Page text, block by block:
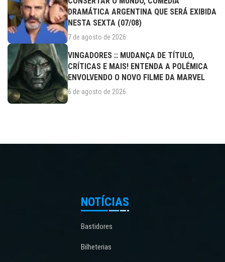
DRAMÁTICA ARGENTINA QUE SERÁ EXIBIDA
NESTA SEXTA (07/08)
7 de agosto de 2026
VINGADORES :: MUDANÇA DE TÍTULO,
CRÍTICAS E MAIS! ENTENDA A POLÊMICA
ENVOLVENDO O NOVO FILME DA MARVEL
6 de agosto de 2026
NOTÍCIAS
Bastidores
Bilheterias